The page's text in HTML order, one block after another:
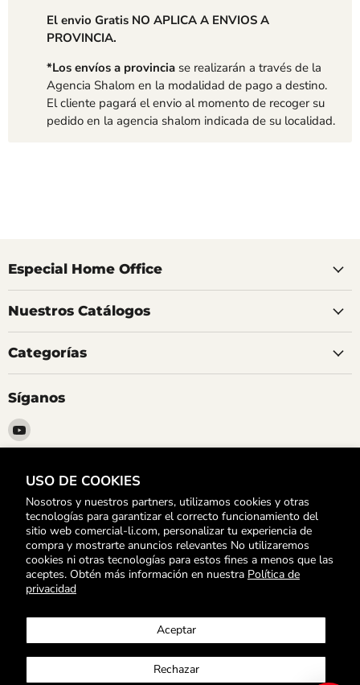
USO DE COOKIES
Nosotros y nuestros partners, utilizamos cookies y otras
tecnologías para garantizar el correcto funcionamiento del
sitio web comercial-li.com, personalizar tu experiencia de
compra y mostrarte anuncios relevantes No utilizaremos
cookies ni otras tecnologías para estos fines a menos que las
aceptes. Obtén más información en nuestra Política de
privacidad
Aceptar
Rechazar
El envio Gratis NO APLICA A ENVIOS A
PROVINCIA.
*Los envíos a provincia se realizarán a través de la
Agencia Shalom en la modalidad de pago a destino.
El cliente pagará el envio al momento de recoger su
pedido en la agencia shalom indicada de su localidad.
Especial Home Office
Nuestros Catálogos
Categorías
Síganos
Encuéntrenos
en
Suscríbete
Para Enterarte de nuestras Ofertas y Promociones
Correo electrónico Registrarse
Política de devoluciones
Términos y Condiciones
Comprobante electrónico
Listas escolares
Contáctenos
Libro de Reclamaciones